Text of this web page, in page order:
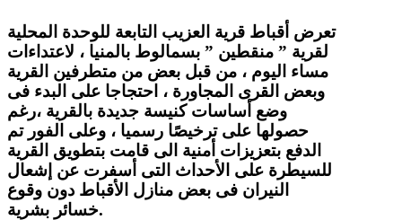
تعرض أقباط قرية العزيب التابعة للوحدة المحلية
لقرية ” منقطين ” بسمالوط بالمنيا ، لاعتداءات
مساء اليوم ، من قبل بعض من متطرفين القرية
وبعض القرى المجاورة ، احتجاجا على البدء فى
وضع أساسات كنيسة جديدة بالقرية ،رغم
حصولها على ترخيصًا رسميا ، وعلى الفور تم
الدفع بتعزيزات أمنية الى قامت بتطويق القرية
للسيطرة على الأحداث التى أسفرت عن إشعال
النيران فى بعض منازل الأقباط دون وقوع
خسائر بشرية.